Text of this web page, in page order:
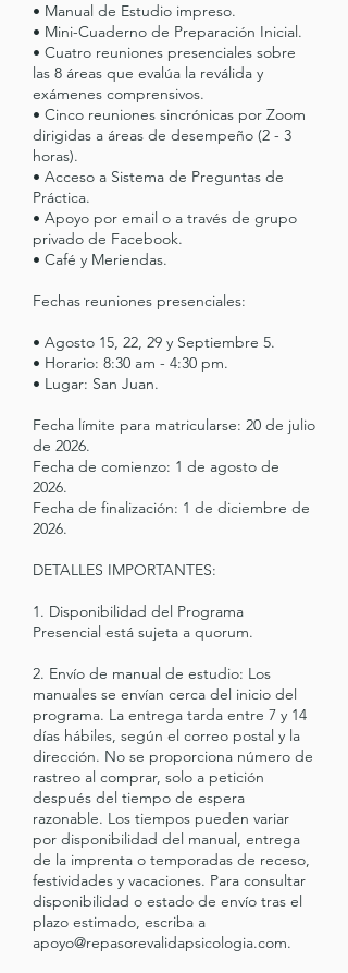
• Manual de Estudio impreso.
• Mini-Cuaderno de Preparación Inicial.
• Cuatro reuniones presenciales sobre
las 8 áreas que evalúa la reválida y
exámenes comprensivos.
• Cinco reuniones sincrónicas por Zoom
dirigidas a áreas de desempeño (2 - 3
horas).
• Acceso a Sistema de Preguntas de
Práctica.
• Apoyo por email o a través de grupo
privado de Facebook.
• Café y Meriendas.
Fechas reuniones presenciales:
• Agosto 15, 22, 29 y Septiembre 5.
• Horario: 8:30 am - 4:30 pm.
• Lugar: San Juan.
Fecha límite para matricularse: 20 de julio
de 2026.
Fecha de comienzo: 1 de agosto de
2026.
Fecha de finalización: 1 de diciembre de
2026.
DETALLES IMPORTANTES:
1. Disponibilidad del Programa
Presencial está sujeta a quorum.
2. Envío de manual de estudio: Los
manuales se envían cerca del inicio del
programa. La entrega tarda entre 7 y 14
días hábiles, según el correo postal y la
dirección. No se proporciona número de
rastreo al comprar, solo a petición
después del tiempo de espera
razonable. Los tiempos pueden variar
por disponibilidad del manual, entrega
de la imprenta o temporadas de receso,
festividades y vacaciones. Para consultar
disponibilidad o estado de envío tras el
plazo estimado, escriba a
apoyo@repasorevalidapsicologia.com.